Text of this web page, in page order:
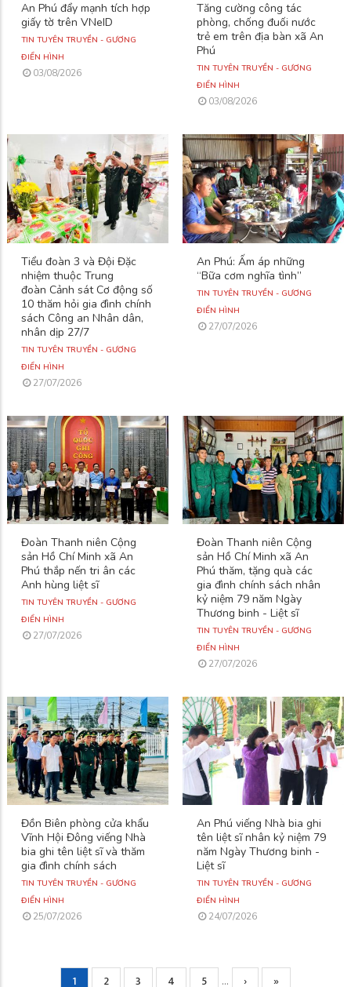
An Phú đẩy mạnh tích hợp
giấy tờ trên VNeID
TIN TUYÊN TRUYỀN - GƯƠNG
ĐIỂN HÌNH
03/08/2026
Tăng cường công tác
phòng, chống đuối nước
trẻ em trên địa bàn xã An
Phú
TIN TUYÊN TRUYỀN - GƯƠNG
ĐIỂN HÌNH
03/08/2026
Tiểu đoàn 3 và Đội Đặc
nhiệm thuộc Trung
đoàn Cảnh sát Cơ động số
10 thăm hỏi gia đình chính
sách Công an Nhân dân,
nhân dịp 27/7
TIN TUYÊN TRUYỀN - GƯƠNG
ĐIỂN HÌNH
27/07/2026
An Phú: Ấm áp những
“Bữa cơm nghĩa tình”
TIN TUYÊN TRUYỀN - GƯƠNG
ĐIỂN HÌNH
27/07/2026
Đoàn Thanh niên Cộng
sản Hồ Chí Minh xã An
Phú thắp nến tri ân các
Anh hùng liệt sĩ
TIN TUYÊN TRUYỀN - GƯƠNG
ĐIỂN HÌNH
27/07/2026
Đoàn Thanh niên Cộng
sản Hồ Chí Minh xã An
Phú thăm, tặng quà các
gia đình chính sách nhân
kỷ niệm 79 năm Ngày
Thương binh - Liệt sĩ
TIN TUYÊN TRUYỀN - GƯƠNG
ĐIỂN HÌNH
27/07/2026
Đồn Biên phòng cửa khẩu
Vĩnh Hội Đông viếng Nhà
bia ghi tên liệt sĩ và thăm
gia đình chính sách
TIN TUYÊN TRUYỀN - GƯƠNG
ĐIỂN HÌNH
25/07/2026
An Phú viếng Nhà bia ghi
tên liệt sĩ nhân kỷ niệm 79
năm Ngày Thương binh -
Liệt sĩ
TIN TUYÊN TRUYỀN - GƯƠNG
ĐIỂN HÌNH
24/07/2026
Current
1 Page
2 Page
3 Page
4 Page
5 … Next
› Trang
»